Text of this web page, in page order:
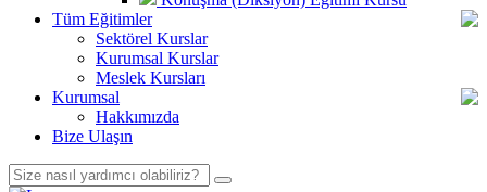
Tüm Eğitimler
Sektörel Kurslar
Kurumsal Kurslar
Meslek Kursları
Kurumsal
Hakkımızda
Bize Ulaşın